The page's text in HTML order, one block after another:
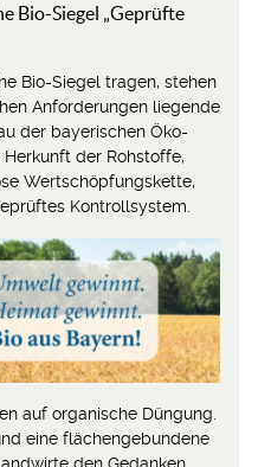
Bio-Siegel „Geprüfte
Bio-Siegel tragen, stehen
Anforderungen liegende
der bayerischen Öko-
der Rohstoffe,
Wertschöpfungskette,
Kontrollsystem.
auf organische Düngung.
eine flächengebundene